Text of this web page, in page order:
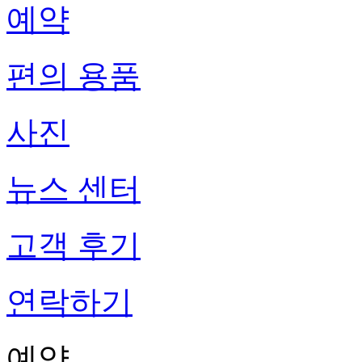
예약
편의 용품
사진
뉴스 센터
고객 후기
연락하기